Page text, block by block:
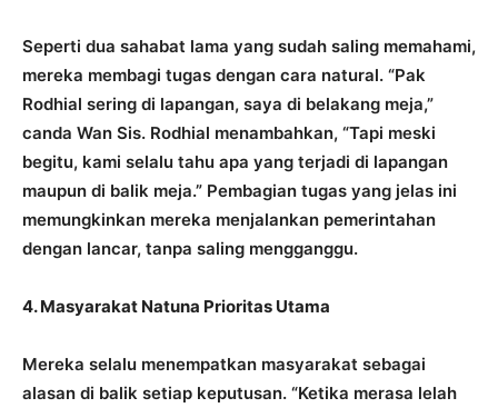
Seperti dua sahabat lama yang sudah saling memahami,
mereka membagi tugas dengan cara natural. “Pak
Rodhial sering di lapangan, saya di belakang meja,”
canda Wan Sis. Rodhial menambahkan, “Tapi meski
begitu, kami selalu tahu apa yang terjadi di lapangan
maupun di balik meja.” Pembagian tugas yang jelas ini
memungkinkan mereka menjalankan pemerintahan
dengan lancar, tanpa saling mengganggu.
4. Masyarakat Natuna Prioritas Utama
Mereka selalu menempatkan masyarakat sebagai
alasan di balik setiap keputusan. “Ketika merasa lelah